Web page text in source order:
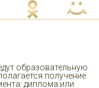
образовательную
получение
диплома или